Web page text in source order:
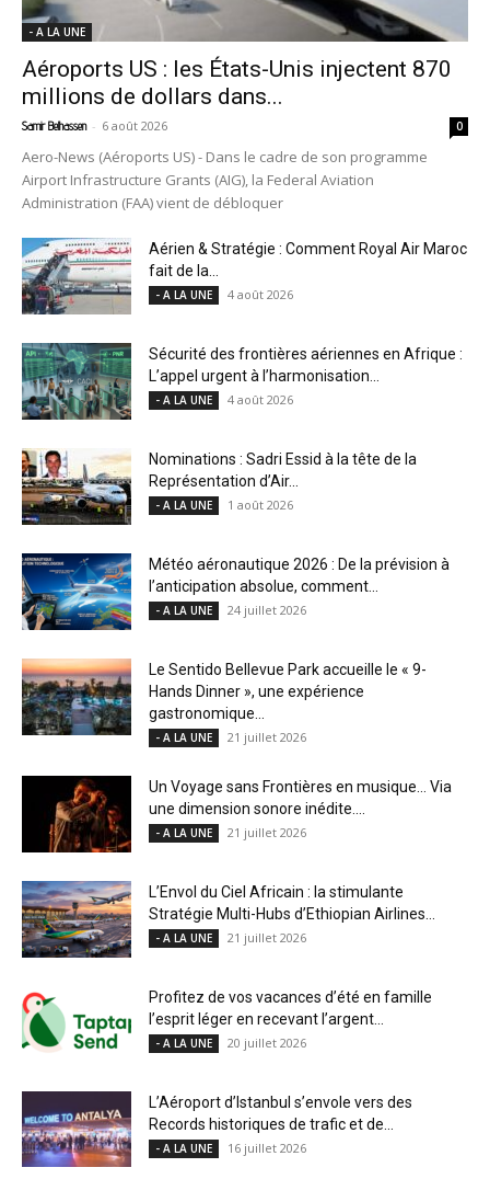
- A LA UNE
Aéroports US : les États-Unis injectent 870
millions de dollars dans...
Samir Belhassen - 6 août 2026 0
Aero-News (Aéroports US) - Dans le cadre de son programme
Airport Infrastructure Grants (AIG), la Federal Aviation
Administration (FAA) vient de débloquer
Aérien & Stratégie : Comment Royal Air Maroc
fait de la...
- A LA UNE 4 août 2026
Sécurité des frontières aériennes en Afrique :
L’appel urgent à l’harmonisation...
- A LA UNE 4 août 2026
Nominations : Sadri Essid à la tête de la
Représentation d’Air...
- A LA UNE 1 août 2026
Météo aéronautique 2026 : De la prévision à
l’anticipation absolue, comment...
- A LA UNE 24 juillet 2026
Le Sentido Bellevue Park accueille le « 9-
Hands Dinner », une expérience
gastronomique...
- A LA UNE 21 juillet 2026
Un Voyage sans Frontières en musique… Via
une dimension sonore inédite....
- A LA UNE 21 juillet 2026
L’Envol du Ciel Africain : la stimulante
Stratégie Multi-Hubs d’Ethiopian Airlines...
- A LA UNE 21 juillet 2026
Profitez de vos vacances d’été en famille
l’esprit léger en recevant l’argent...
- A LA UNE 20 juillet 2026
L’Aéroport d’Istanbul s’envole vers des
Records historiques de trafic et de...
- A LA UNE 16 juillet 2026